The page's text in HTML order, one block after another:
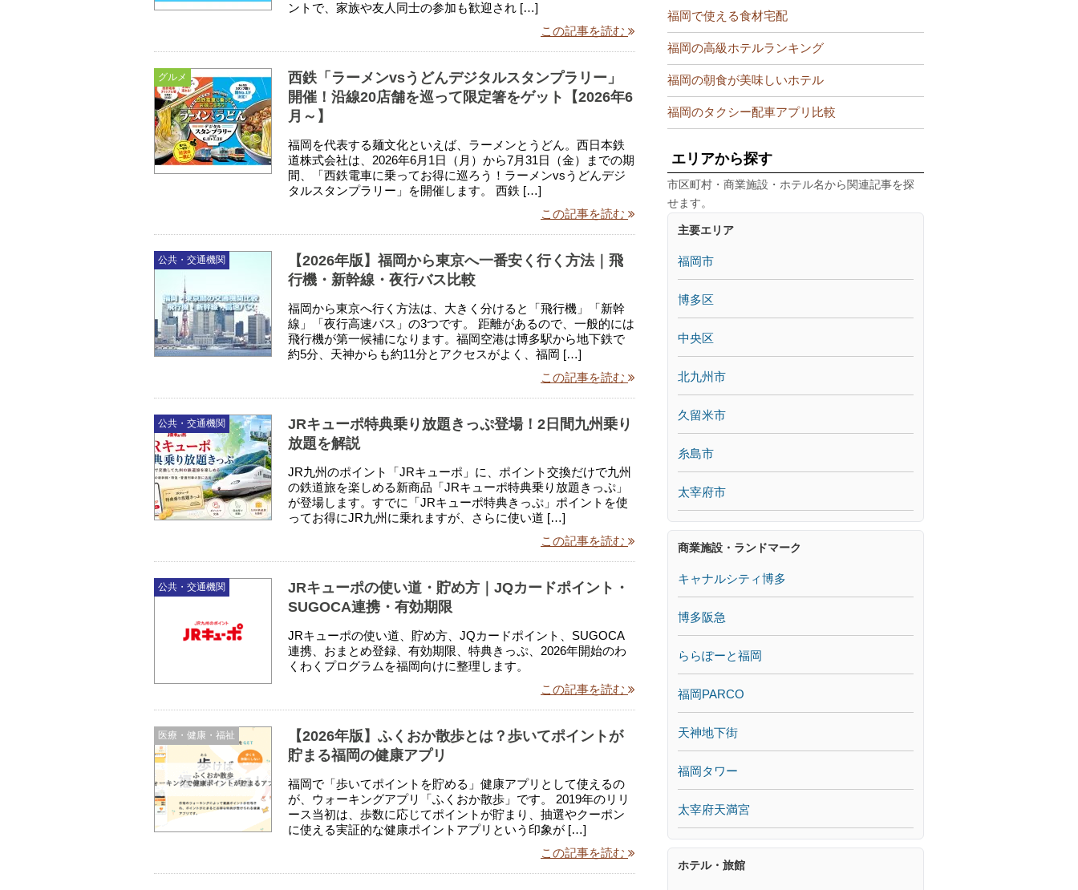
ントで、家族や友人同士の参加も歓迎され […]
この記事を読む
グルメ
西鉄「ラーメンvsうどんデジタルスタンプラリー」
開催！沿線20店舗を巡って限定箸をゲット【2026年6
月～】
福岡を代表する麺文化といえば、ラーメンとうどん。西日本鉄
道株式会社は、2026年6月1日（月）から7月31日（金）までの期
間、「西鉄電車に乗ってお得に巡ろう！ラーメンvsうどんデジ
タルスタンプラリー」を開催します。 西鉄 […]
この記事を読む
公共・交通機関
【2026年版】福岡から東京へ一番安く行く方法｜飛
行機・新幹線・夜行バス比較
福岡から東京へ行く方法は、大きく分けると「飛行機」「新幹
線」「夜行高速バス」の3つです。 距離があるので、一般的には
飛行機が第一候補になります。福岡空港は博多駅から地下鉄で
約5分、天神からも約11分とアクセスがよく、福岡 […]
この記事を読む
公共・交通機関
JRキューポ特典乗り放題きっぷ登場！2日間九州乗り
放題を解説
JR九州のポイント「JRキューポ」に、ポイント交換だけで九州
の鉄道旅を楽しめる新商品「JRキューポ特典乗り放題きっぷ」
が登場します。すでに「JRキューポ特典きっぷ」ポイントを使
ってお得にJR九州に乗れますが、さらに使い道 […]
この記事を読む
公共・交通機関
JRキューポの使い道・貯め方｜JQカードポイント・
SUGOCA連携・有効期限
JRキューポの使い道、貯め方、JQカードポイント、SUGOCA
連携、おまとめ登録、有効期限、特典きっぷ、2026年開始のわ
くわくプログラムを福岡向けに整理します。
この記事を読む
医療・健康・福祉
【2026年版】ふくおか散歩とは？歩いてポイントが
貯まる福岡の健康アプリ
福岡で「歩いてポイントを貯める」健康アプリとして使えるの
が、ウォーキングアプリ「ふくおか散歩」です。 2019年のリリ
ース当初は、歩数に応じてポイントが貯まり、抽選やクーポン
に使える実証的な健康ポイントアプリという印象が […]
この記事を読む
福岡で使える食材宅配
福岡の高級ホテルランキング
福岡の朝食が美味しいホテル
福岡のタクシー配車アプリ比較
エリアから探す
市区町村・商業施設・ホテル名から関連記事を探
せます。
主要エリア
福岡市
博多区
中央区
北九州市
久留米市
糸島市
太宰府市
商業施設・ランドマーク
キャナルシティ博多
博多阪急
ららぽーと福岡
福岡PARCO
天神地下街
福岡タワー
太宰府天満宮
ホテル・旅館